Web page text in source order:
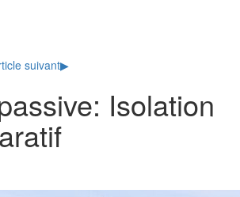
suivant▶
Isolation